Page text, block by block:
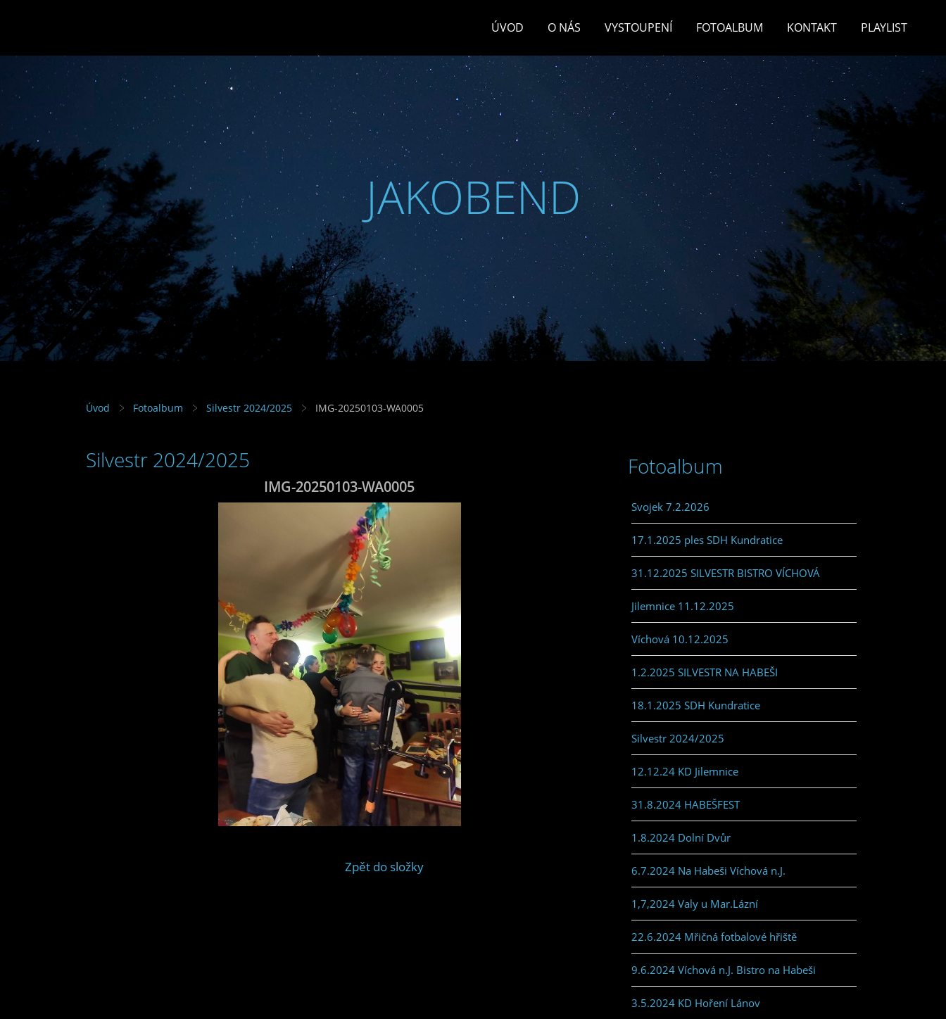
ÚVOD O NÁS VYSTOUPENÍ FOTOALBUM KONTAKT PLAYLIST
JAKOBEND
Úvod Fotoalbum Silvestr 2024/2025 IMG-20250103-WA0005
Silvestr 2024/2025
IMG-20250103-WA0005
Zpět do složky
Fotoalbum
Svojek 7.2.2026
17.1.2025 ples SDH Kundratice
31.12.2025 SILVESTR BISTRO VÍCHOVÁ
Jilemnice 11.12.2025
Víchová 10.12.2025
1.2.2025 SILVESTR NA HABEŠI
18.1.2025 SDH Kundratice
Silvestr 2024/2025
12.12.24 KD Jilemnice
31.8.2024 HABEŠFEST
1.8.2024 Dolní Dvůr
6.7.2024 Na Habeši Víchová n.J.
1,7,2024 Valy u Mar.Lázní
22.6.2024 Mřičná fotbalové hřiště
9.6.2024 Víchová n.J. Bistro na Habeši
3.5.2024 KD Hoření Lánov